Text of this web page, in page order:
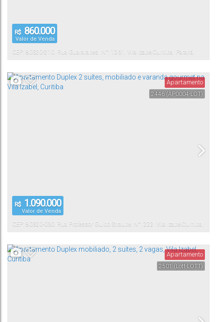
R$ 860.000
Valor de Venda
CEP: 80320-210 Rua Guararapes N°: 1261 Vila Izabel Curitiba Paraná
2446 (AP0004-LOT)
Apartamento
R$ 1.090.000
Valor de Venda
CEP: 80320-030 Rua Professor Guido Straube N°: 222 Vila Izabel Curitiba
2501 (Lott-LOTT)
Apartamento